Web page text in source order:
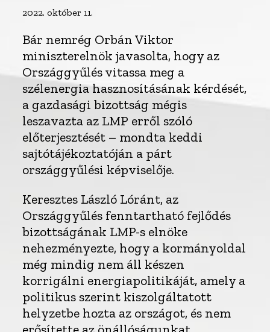
2022. október 11.
Bár nemrég Orbán Viktor
miniszterelnök javasolta, hogy az
Országgyűlés vitassa meg a
szélenergia hasznosításának kérdését,
a gazdasági bizottság mégis
leszavazta az LMP erről szóló
előterjesztését – mondta keddi
sajtótájékoztatóján a párt
országgyűlési képviselője.
Keresztes László Lóránt, az
Országgyűlés fenntartható fejlődés
bizottságának LMP-s elnöke
nehezményezte, hogy a kormányoldal
még mindig nem áll készen
korrigálni energiapolitikáját, amely a
politikus szerint kiszolgáltatott
helyzetbe hozta az országot, és nem